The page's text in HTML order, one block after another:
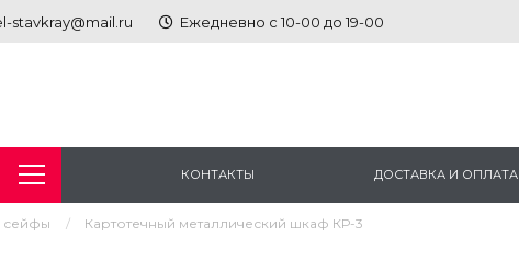
stavkray@mail.ru Ежедневно с 10-00 до 19-00
КОНТАКТЫ ДОСТАВКА И ОПЛАТА
сейфы Картотечный металлический шкаф КР-3